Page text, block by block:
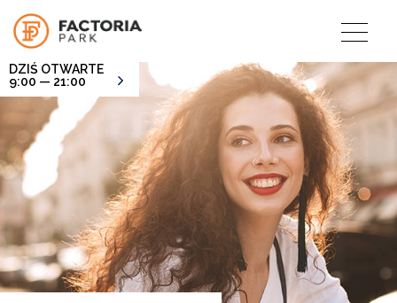
DZIŚ OTWARTE
9:00 — 21:00